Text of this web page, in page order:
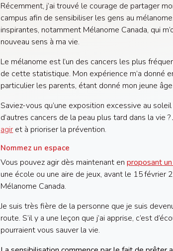
Récemment, j’ai trouvé le courage de partager
campus afin de sensibiliser les gens au
inspirantes, notamment Mélanome Canada, qui
nouveau sens à ma vie.
Le mélanome est l’un des cancers les plus
de cette statistique. Mon expérience m’a donné
particulier les parents, étant donné mon jeune
Saviez-vous qu’une exposition excessive au
d’autres cancers de la peau plus tard dans la vie
agir et à prioriser la prévention.
Nommez un espace
Vous pouvez agir dès maintenant enproposant
une école ou une aire de jeux, avant le 15 février
Mélanome Canada.
Je suis très fière de la personne que je suis
route. S’il y a une leçon que j’ai apprise, c’est
pourraient vous sauver la vie.